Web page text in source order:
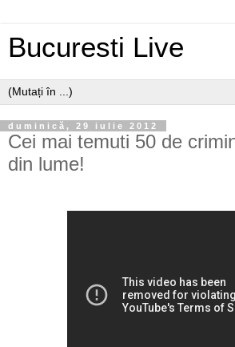
Bucuresti Live
duminică, 29 iulie 2012
Cei mai temuti 50 de
din lume!